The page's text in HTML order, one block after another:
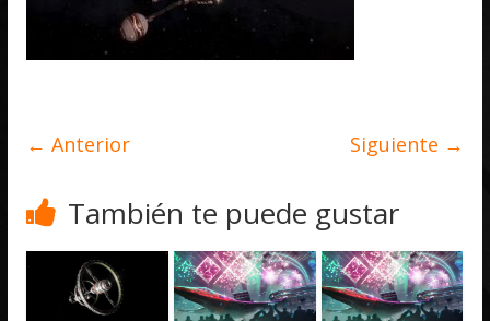
← Anterior Siguiente →
También te puede gustar